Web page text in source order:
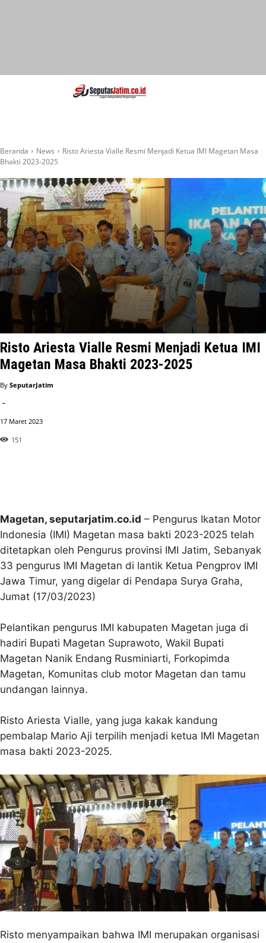
Beranda News
Risto Ariesta Vialle Resmi Menjadi Ketua IMI Magetan Masa
Bhakti 2023-2025
Risto Ariesta Vialle Resmi Menjadi Ketua IMI
Magetan Masa Bhakti 2023-2025
By SeputarJatim
-
17 Maret 2023
151
Magetan, seputarjatim.co.id – Pengurus Ikatan Motor
Indonesia (IMI) Magetan masa bakti 2023-2025 telah
ditetapkan oleh Pengurus provinsi IMI Jatim, Sebanyak
33 pengurus IMI Magetan di lantik Ketua Pengprov IMI
Jawa Timur, yang digelar di Pendapa Surya Graha,
Jumat (17/03/2023)
Pelantikan pengurus IMI kabupaten Magetan juga di
hadiri Bupati Magetan Suprawoto, Wakil Bupati
Magetan Nanik Endang Rusminiarti, Forkopimda
Magetan, Komunitas club motor Magetan dan tamu
undangan lainnya.
Risto Ariesta Vialle, yang juga kakak kandung
pembalap Mario Aji terpilih menjadi ketua IMI Magetan
masa bakti 2023-2025.
Risto menyampaikan bahwa IMI merupakan organisasi